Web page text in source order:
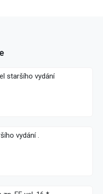
Zyxel staršího vydání
vydání .